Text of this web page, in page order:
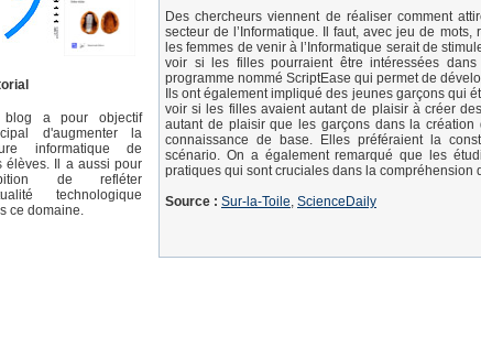
a pour objectif
d'augmenter la
informatique de
élèves. Il a aussi pour
de refléter
technologique
ce domaine.
Des chercheurs viennent de réaliser comment
secteur de l’Informatique. Il faut, avec jeu de
les femmes de venir à l’Informatique serait de
voir si les filles pourraient être intéressées
programme nommé ScriptEase qui permet de
Ils ont également impliqué des jeunes garçons qui
voir si les filles avaient autant de plaisir à créer
autant de plaisir que les garçons dans la
connaissance de base. Elles préféraient la
scénario. On a également remarqué que les
pratiques qui sont cruciales dans la compréhension
Source : Sur-la-Toile, ScienceDaily